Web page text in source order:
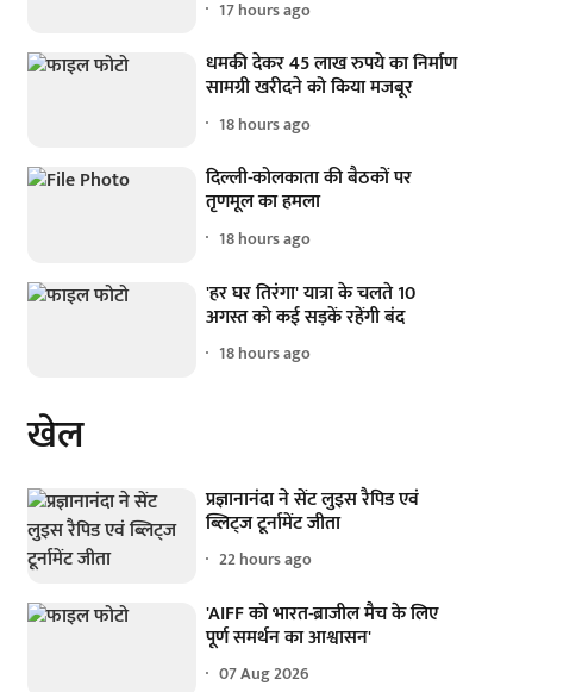
17 hours ago
धमकी देकर 45 लाख रुपये का निर्माण
सामग्री खरीदने को किया मजबूर
18 hours ago
दिल्ली-कोलकाता की बैठकों पर
तृणमूल का हमला
18 hours ago
'हर घर तिरंगा' यात्रा के चलते 10
अगस्त को कई सड़कें रहेंगी बंद
18 hours ago
खेल
प्रज्ञानानंदा ने सेंट लुइस रैपिड एवं
ब्लिट्ज टूर्नामेंट जीता
22 hours ago
'AIFF को भारत-ब्राजील मैच के लिए
पूर्ण समर्थन का आश्वासन'
07 Aug 2026